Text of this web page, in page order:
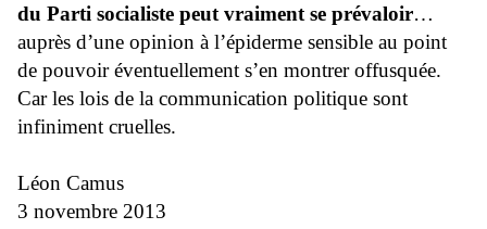
du Parti socialiste peut vraiment se prévaloir…
auprès d’une opinion à l’épiderme sensible au point
de pouvoir éventuellement s’en montrer offusquée.
Car les lois de la communication politique sont
infiniment cruelles.
Léon Camus
3 novembre 2013